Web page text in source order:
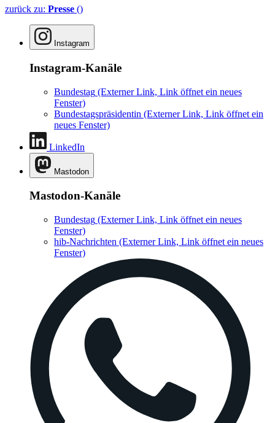
zurück zu: Presse ()
Instagram
Instagram-Kanäle
Bundestag (Externer Link, Link öffnet ein neues
Fenster)
Bundestagspräsidentin (Externer Link, Link öffnet ein
neues Fenster)
LinkedIn
Mastodon
Mastodon-Kanäle
Bundestag (Externer Link, Link öffnet ein neues
Fenster)
hib-Nachrichten (Externer Link, Link öffnet ein neues
Fenster)